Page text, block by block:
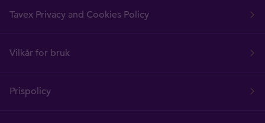
Tavex Privacy and Cookies Policy
Vilkår for bruk
Prispolicy